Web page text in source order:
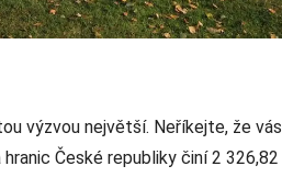
výzvou největší. Neříkejte, že
České republiky činí 2